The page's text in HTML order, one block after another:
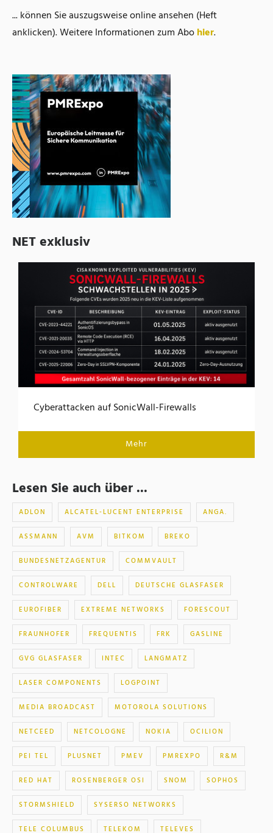
... können Sie auszugsweise online ansehen (Heft
anklicken). Weitere Informationen zum Abohier.
NET exklusiv
Cyberattacken auf SonicWall-Firewalls
Mehr
Lesen Sie auch über ...
ADLON ALCATEL-LUCENT ENTERPRISE ANGA.
ASSMANN AVM BITKOM BREKO
BUNDESNETZAGENTUR COMMVAULT
CONTROLWARE DELL DEUTSCHE GLASFASER
EUROFIBER EXTREME NETWORKS FORESCOUT
FRAUNHOFER FREQUENTIS FRK GASLINE
GVG GLASFASER INTEC LANGMATZ
LASER COMPONENTS LOGPOINT
MEDIA BROADCAST MOTOROLA SOLUTIONS
NETCEED NETCOLOGNE NOKIA OCILION
PEI TEL PLUSNET PMEV PMREXPO R&M
RED HAT ROSENBERGER OSI SNOM SOPHOS
STORMSHIELD SYSERSO NETWORKS
TELE COLUMBUS TELEKOM TELEVES